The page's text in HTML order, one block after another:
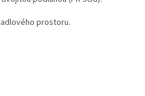
prostoru.